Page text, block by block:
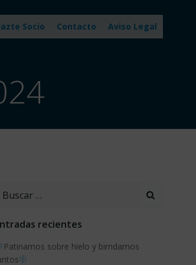
Socio Contacto Aviso Legal
Buscar:
recientes
Patinamos sobre hielo y birndamos